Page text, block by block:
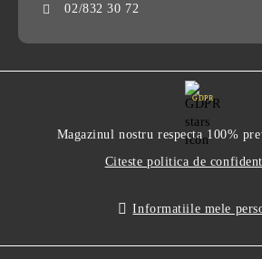
02/832 30 72
GDPR
Magazinul nostru respecta 100%
Citeste politica de
Informatiile mele